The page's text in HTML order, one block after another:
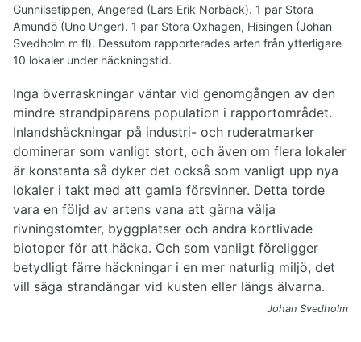
Gunnilsetippen, Angered (Lars Erik Norbäck). 1 par Stora
Amundö (Uno Unger). 1 par Stora Oxhagen, Hisingen (Johan
Svedholm m fl). Dessutom rapporterades arten från ytterligare
10 lokaler under häckningstid.
Inga överraskningar väntar vid genomgången av den
mindre strandpiparens population i rapportområdet.
Inlandshäckningar på industri- och ruderatmarker
dominerar som vanligt stort, och även om flera lokaler
är konstanta så dyker det också som vanligt upp nya
lokaler i takt med att gamla försvinner. Detta torde
vara en följd av artens vana att gärna välja
rivningstomter, byggplatser och andra kortlivade
biotoper för att häcka. Och som vanligt föreligger
betydligt färre häckningar i en mer naturlig miljö, det
vill säga strandängar vid kusten eller längs älvarna.
Johan Svedholm